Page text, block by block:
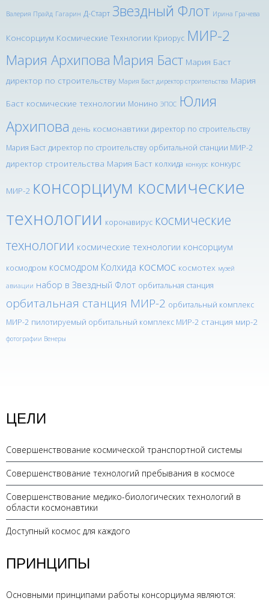
Валерия Прайд Гагарин Д-Старт Звездный Флот Ирина Грачева
Консорциум Космические Технлогии Криорус МИР-2
Мария Архипова Мария Баст Мария Баст
директор по строительству Мария Баст директор строительства Мария
Баст космические технологии Монино ЭПОС Юлия
Архипова день космонавтики директор по строительству
Мария Баст директор по строительству орбитальной станции МИР-2
директор строительства Мария Баст колхида конкурс конкурс
МИР-2 консорциум космические
технологии коронавирус космические
технологии космические технологии консорциум
космодром космодром Колхида космос космотех музей
авиации набор в Звездный Флот орбитальная станция
орбитальная станция МИР-2 орбитальный комплекс
МИР-2 пилотируемый орбитальный комплекс МИР-2 станция мир-2
фотографии Венеры
ЦЕЛИ
Совершенствование космической транспортной системы
Совершенствование технологий пребывания в космосе
Совершенствование медико-биологических технологий в
области космонавтики
Доступный космос для каждого
ПРИНЦИПЫ
Основными принципами работы консорциума являются: